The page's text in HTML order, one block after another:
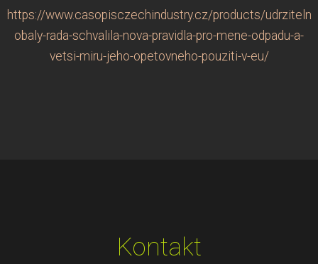
https://www.casopisczechindustry.cz/products/
obaly-rada-schvalila-nova-pravidla-pro-mene-odpadu-a-
vetsi-miru-jeho-opetovneho-pouziti-v-eu/
Kontakt